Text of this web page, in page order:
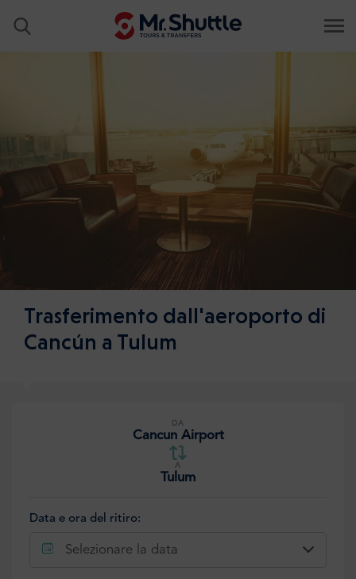
Trasferimento dall'aeroporto di
Cancún a Tulum
DA
Cancun Airport
A
Tulum
Data e ora del ritiro:
Selezionare la data